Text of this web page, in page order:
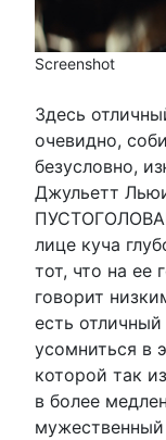
Screenshot
Здесь
очевидно,
безусловно,
Джульетт
лице куча
тот, что на ее
говорит
есть
усомниться в
которой так
в более
мужественный